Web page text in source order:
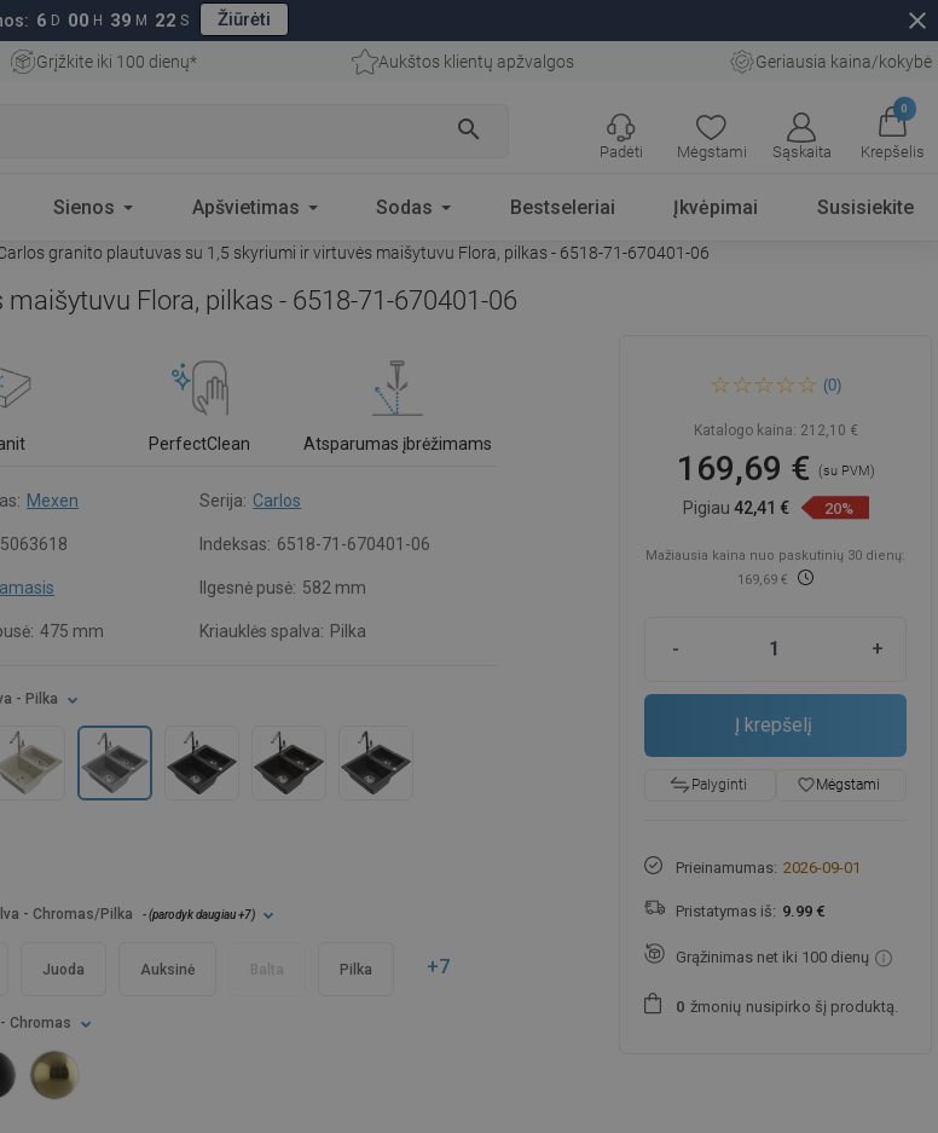
6 D 00 H 39 M 21 S Žiūrėti close
Grįžkite iki 100 dienų* Aukštos klientų apžvalgos Geriausia kaina/kokybė
search
Mėgstami Sąskaita
0
Krepšelis
Padėti
Sienos Apšvietimas Sodas Bestseleriai Įkvėpimai Susisiekite
granito plautuvas su 1,5 skyriumi ir virtuvės maišytuvu Flora, pilkas - 6518-71-670401-06
Flora, pilkas - 6518-71-670401-06
PerfectClean Atsparumas įbrėžimams
Mexen Serija: Carlos
Indeksas: 6518-71-670401-06
Ilgesnė pusė: 582 mm
475 mm Kriauklės spalva: Pilka
- Chromas
- Pilka
- Chromas/Pilka - (parodyk daugiau+7)
Balta
Juoda Pilka
Auksinė +7
plautuvas su 1,5 skyriumi ir
pilkas - 6518-71-670401-06
(0)
Katalogo kaina: 212,10 €
169,69 € (su PVM)
Pigiau42,41 € 20%
Mažiausia kaina nuo paskutinių 30 dienų:
169,69 €
- +
Į krepšelį
Palyginti favorite_borderMėgstami
Prieinamumas: 2026-09-01
Pristatymas iš: 9.99 €
Grąžinimas net iki 100 dienų
0 žmonių nusipirko šį produktą.